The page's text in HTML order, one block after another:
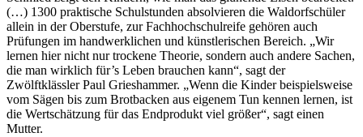
(…) 1300 praktische Schulstunden absolvieren die Waldorfschüler
allein in der Oberstufe, zur Fachhochschulreife gehören auch
Prüfungen im handwerklichen und künstlerischen Bereich. „Wir
lernen hier nicht nur trockene Theorie, sondern auch andere Sachen,
die man wirklich für’s Leben brauchen kann“, sagt der
Zwölftklässler Paul Grieshammer. „Wenn die Kinder beispielsweise
vom Sägen bis zum Brotbacken aus eigenem Tun kennen lernen, ist
die Wertschätzung für das Endprodukt viel größer“, sagt einen
Mutter.